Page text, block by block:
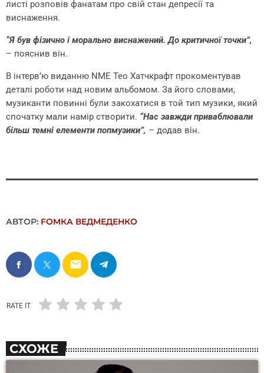
листі розповів фанатам про свій стан депресії та
виснаження.
“Я був фізично і морально виснажений. До критичної точки”,
– пояснив він.
В інтерв’ю виданню NME Тео Хатчкрафт прокоментував
деталі роботи над новим альбомом. За його словами,
музиканти повинні були закохатися в той тип музики, який
спочатку мали намір створити. “Нас завжди приваблювали
більш темні елементи попмузики”, – додав він.
АВТОР: FОMКА ВЕДМЕДЕНКО
email
RATE IT
СХОЖЕ